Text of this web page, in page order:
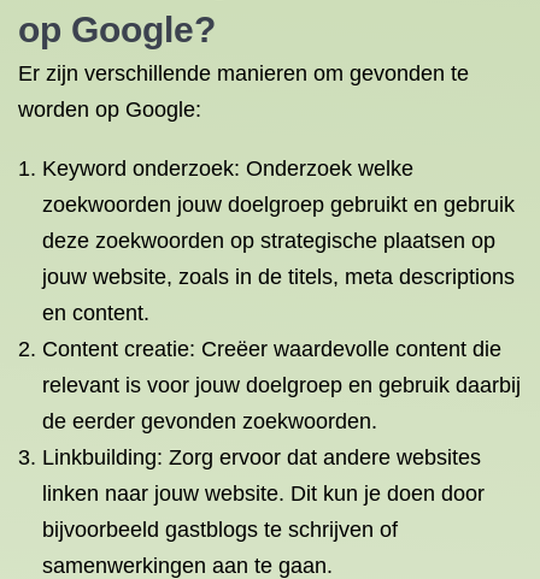
op Google?
Er zijn verschillende manieren om gevonden te
worden op Google:
Keyword onderzoek: Onderzoek welke
zoekwoorden jouw doelgroep gebruikt en gebruik
deze zoekwoorden op strategische plaatsen op
jouw website, zoals in de titels, meta descriptions
en content.
Content creatie: Creëer waardevolle content die
relevant is voor jouw doelgroep en gebruik daarbij
de eerder gevonden zoekwoorden.
Linkbuilding: Zorg ervoor dat andere websites
linken naar jouw website. Dit kun je doen door
bijvoorbeeld gastblogs te schrijven of
samenwerkingen aan te gaan.